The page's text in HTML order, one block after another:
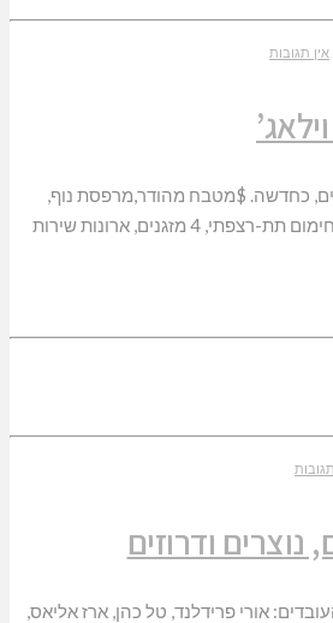
אין תגובות
חדרים+2 שירותים, כחדשה. $מטבח מהודר,מרפסת נוף,
יציאה לפטיו+גינה קטנה. $חימום תת-רצפתי, 4 מזגנים, ארונות שירות
נוצרים ודרוזים
אורי פרידלנד, טל כהן, ארז אליאס,